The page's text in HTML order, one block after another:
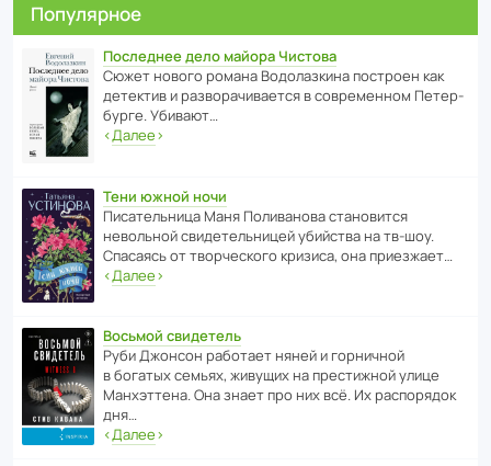
Популярное
Последнее дело майора Чистова
Сюжет нового романа Водо­ла­з­кина пост­роен как
дете­ктив и разво­ра­чи­ва­ется в совре­менном Пете­р­
бурге. Убивают…
‹Далее›
Тени южной ночи
Писа­тель­ница Маня Поли­ва­нова стано­вится
невольной свиде­тель­ницей убийства на тв-шоу.
Спасаясь от твор­че­с­кого кризиса, она приезжает…
‹Далее›
Восьмой свидетель
Руби Джонсон рабо­тает няней и горни­чной
в богатых семьях, живущих на прес­ти­жной улице
Манх­эт­тена. Она знает про них всё. Их распо­рядок
дня…
‹Далее›